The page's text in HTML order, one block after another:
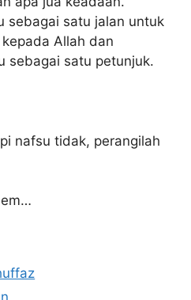
sebagai satu jalan untuk
Allah dan
sebagai satu petunjuk.
nafsu tidak, perangilah